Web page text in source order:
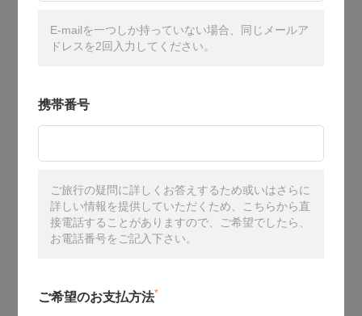
E-mailを一つしか持っていない場合、同じメールア
ドレスを2回入力してください。
携帯番号
ご旅行の疑問に詳しくお答えするため或いはさらに
詳しい情報を提供していただくため、こちらから直
接電話することがありますので、ご希望でしたら、
お電話番号をご記入下さい。
ご希望のお支払方法*